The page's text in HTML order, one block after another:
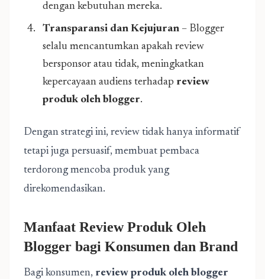
dengan kebutuhan mereka.
Transparansi dan Kejujuran – Blogger
selalu mencantumkan apakah review
bersponsor atau tidak, meningkatkan
kepercayaan audiens terhadap review
produk oleh blogger.
Dengan strategi ini, review tidak hanya informatif
tetapi juga persuasif, membuat pembaca
terdorong mencoba produk yang
direkomendasikan.
Manfaat Review Produk Oleh
Blogger bagi Konsumen dan Brand
Bagi konsumen, review produk oleh blogger